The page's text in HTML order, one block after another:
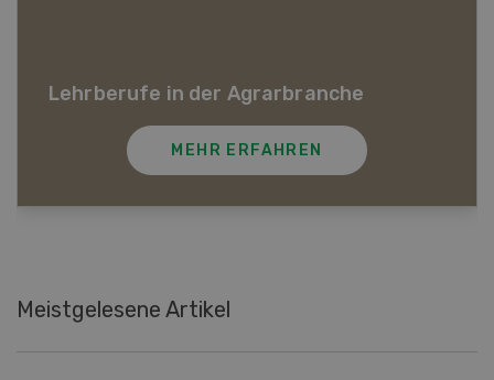
Persönlichkeiten aus dem Agrarsektor einen Blick in
MEHR ERFAHREN
Meistgelesene Artikel